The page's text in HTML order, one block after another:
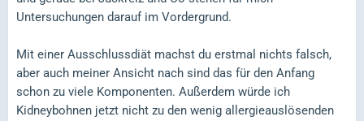
Untersuchungen darauf im Vordergrund.
Mit einer Ausschlussdiät machst du erstmal nichts falsch,
aber auch meiner Ansicht nach sind das für den Anfang
schon zu viele Komponenten. Außerdem würde ich
Kidneybohnen jetzt nicht zu den wenig allergieauslösenden